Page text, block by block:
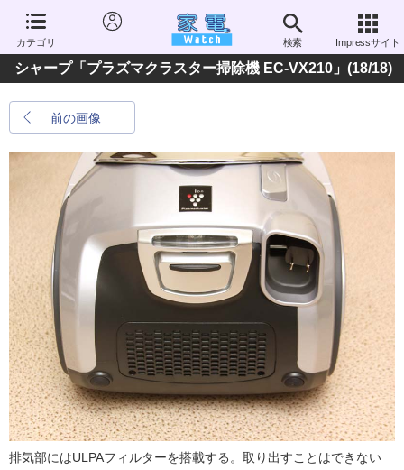
カテゴリ 検索 Impressサイト
シャープ「プラズマクラスター掃除機 EC-VX210」 (18/18)
前の画像
排気部にはULPAフィルターを搭載する。取り出すことはできない